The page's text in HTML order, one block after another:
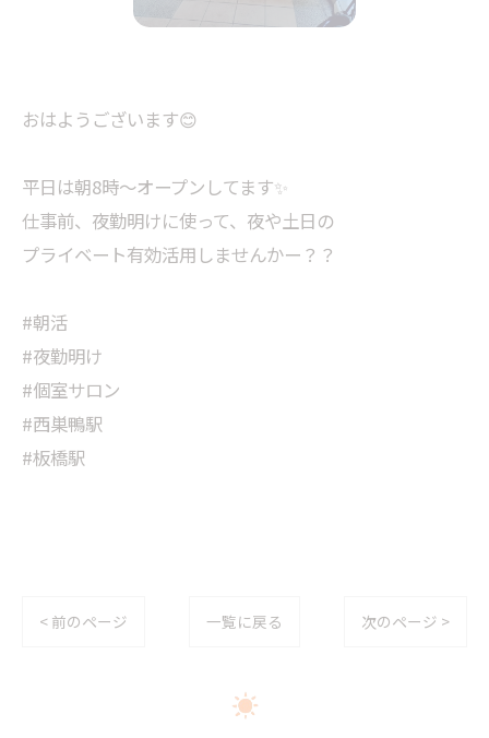
おはようございます😊
平日は朝8時〜オープンしてます✨
仕事前、夜勤明けに使って、夜や土日の
プライベート有効活用しませんかー？？
#朝活
#夜勤明け
#個室サロン
#西巣鴨駅
#板橋駅
< 前のページ 一覧に戻る 次のページ >